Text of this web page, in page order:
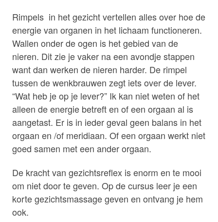
Rimpels in het gezicht vertellen alles over hoe de
energie van organen in het lichaam functioneren.
Wallen onder de ogen is het gebied van de
nieren. Dit zie je vaker na een avondje stappen
want dan werken de nieren harder. De rimpel
tussen de wenkbrauwen zegt iets over de lever.
“Wat heb je op je lever?” Ik kan niet weten of het
alleen de energie betreft en of een orgaan al is
aangetast. Er is in ieder geval geen balans in het
orgaan en /of meridiaan. Of een orgaan werkt niet
goed samen met een ander orgaan.
De kracht van gezichtsreflex is enorm en te mooi
om niet door te geven. Op de cursus leer je een
korte gezichtsmassage geven en ontvang je hem
ook.